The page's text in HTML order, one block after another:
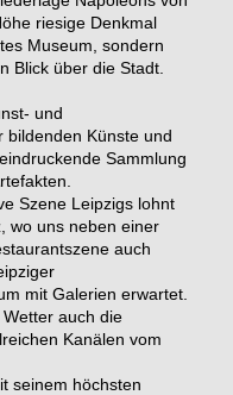
riesige Denkmal
Museum, sondern
Blick über die Stadt.
und
bildenden Künste und
Sammlung
Szene Leipzigs lohnt
wo uns neben einer
auch
mit Galerien erwartet.
auch die
Kanälen vom
seinem höchsten